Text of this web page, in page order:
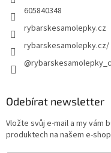
605840348
rybarskesamolepky.cz
rybarskesamolepky.cz/
Odebírat newsletter
Vložte svůj e-mail a my vám
produktech na našem e-